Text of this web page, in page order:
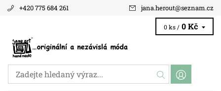
+420 775 684 261 jana.herout@seznam.cz
0 ks / 0 Kč